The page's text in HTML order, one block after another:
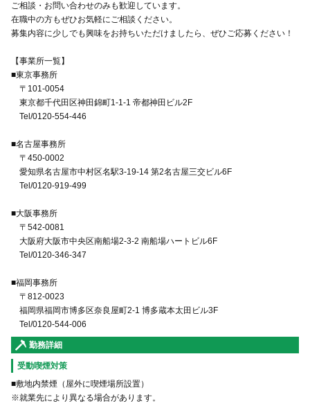
ご相談・お問い合わせのみも歓迎しています。
在職中の方もぜひお気軽にご相談ください。
募集内容に少しでも興味をお持ちいただけましたら、ぜひご応募ください！
【事業所一覧】
■東京事務所
〒101-0054
東京都千代田区神田錦町1-1-1 帝都神田ビル2F
Tel/0120-554-446
■名古屋事務所
〒450-0002
愛知県名古屋市中村区名駅3-19-14 第2名古屋三交ビル6F
Tel/0120-919-499
■大阪事務所
〒542-0081
大阪府大阪市中央区南船場2-3-2 南船場ハートビル6F
Tel/0120-346-347
■福岡事務所
〒812-0023
福岡県福岡市博多区奈良屋町2-1 博多蔵本太田ビル3F
Tel/0120-544-006
勤務詳細
受動喫煙対策
■敷地内禁煙（屋外に喫煙場所設置）
※就業先により異なる場合があります。